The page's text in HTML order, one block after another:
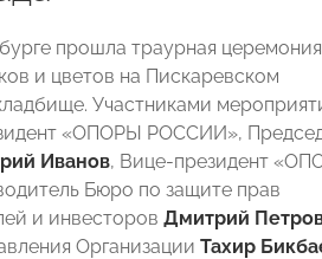
прошла траурная церемония
и цветов на Пискаревском
Участниками
«ОПОРЫ РОССИИ»,
Иванов, Вице-президент
Бюро по защите прав
и инвесторов Дмитрий
Организации Тахир